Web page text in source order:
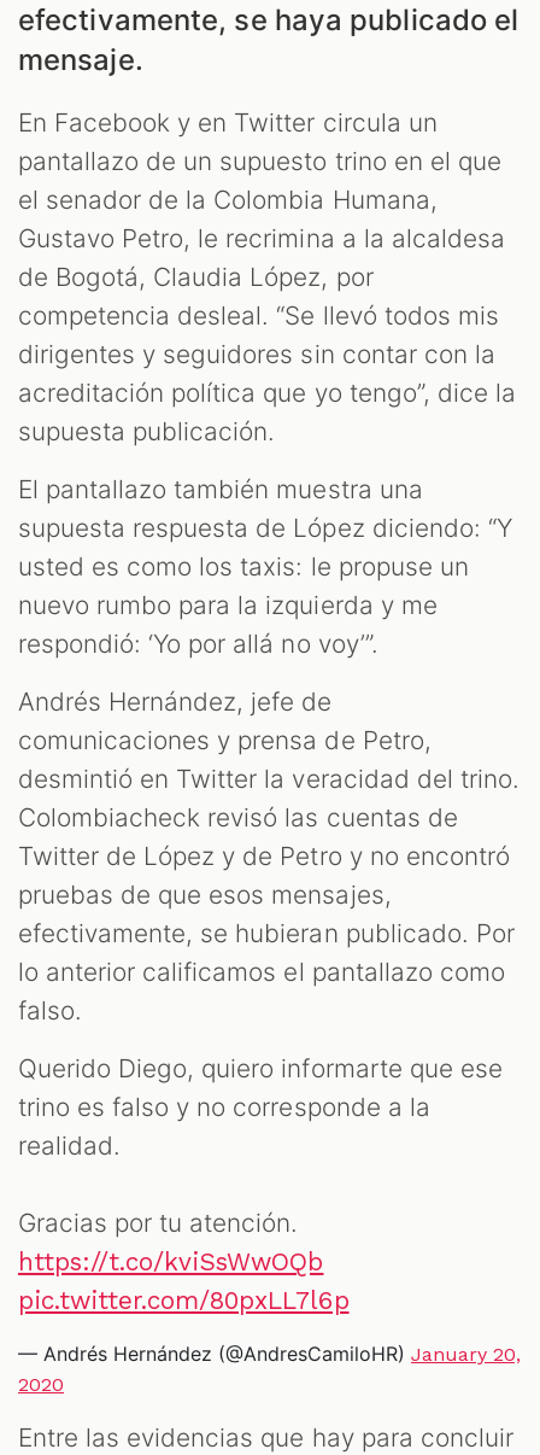
ZOOM
efectivamente, se haya publicado el
mensaje.
En Facebook y en Twitter circula un
pantallazo de un supuesto trino en el que
el senador de la Colombia Humana,
Gustavo Petro, le recrimina a la alcaldesa
de Bogotá, Claudia López, por
competencia desleal. “Se llevó todos mis
dirigentes y seguidores sin contar con la
acreditación política que yo tengo”, dice la
supuesta publicación.
El pantallazo también muestra una
supuesta respuesta de López diciendo: “Y
usted es como los taxis: le propuse un
nuevo rumbo para la izquierda y me
respondió: ‘Yo por allá no voy’”.
Andrés Hernández, jefe de
comunicaciones y prensa de Petro,
desmintió en Twitter la veracidad del trino.
Colombiacheck revisó las cuentas de
Twitter de López y de Petro y no encontró
pruebas de que esos mensajes,
efectivamente, se hubieran publicado. Por
lo anterior calificamos el pantallazo como
falso.
Querido Diego, quiero informarte que ese
trino es falso y no corresponde a la
realidad.
Gracias por tu atención.
https://t.co/kviSsWwOQb
pic.twitter.com/80pxLL7l6p
— Andrés Hernández (@AndresCamiloHR) January 20,
2020
Entre las evidencias que hay para concluir